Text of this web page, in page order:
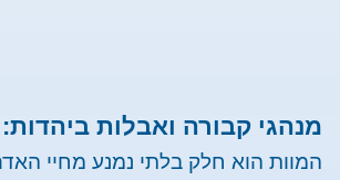
מנהגי קבורה ואבלות
המוות הוא חלק בלתי נמנע מחיי